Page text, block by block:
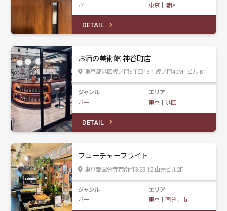
バー
東京｜ 港区
DETAIL
お酒の美術館 神谷町店
東京都港区虎ノ門5丁目13-1 虎ノ門40MTビル B1F
ジャンル
バー
エリア
東京｜ 港区
DETAIL
フューチャーフライト
東京都国分寺市南町3-23-12 山元ビル2F
ジャンル
バー
エリア
東京｜ 国分寺市